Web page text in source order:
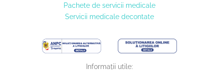
Pachete de servicii medicale
Servicii medicale decontate
Informații utile: